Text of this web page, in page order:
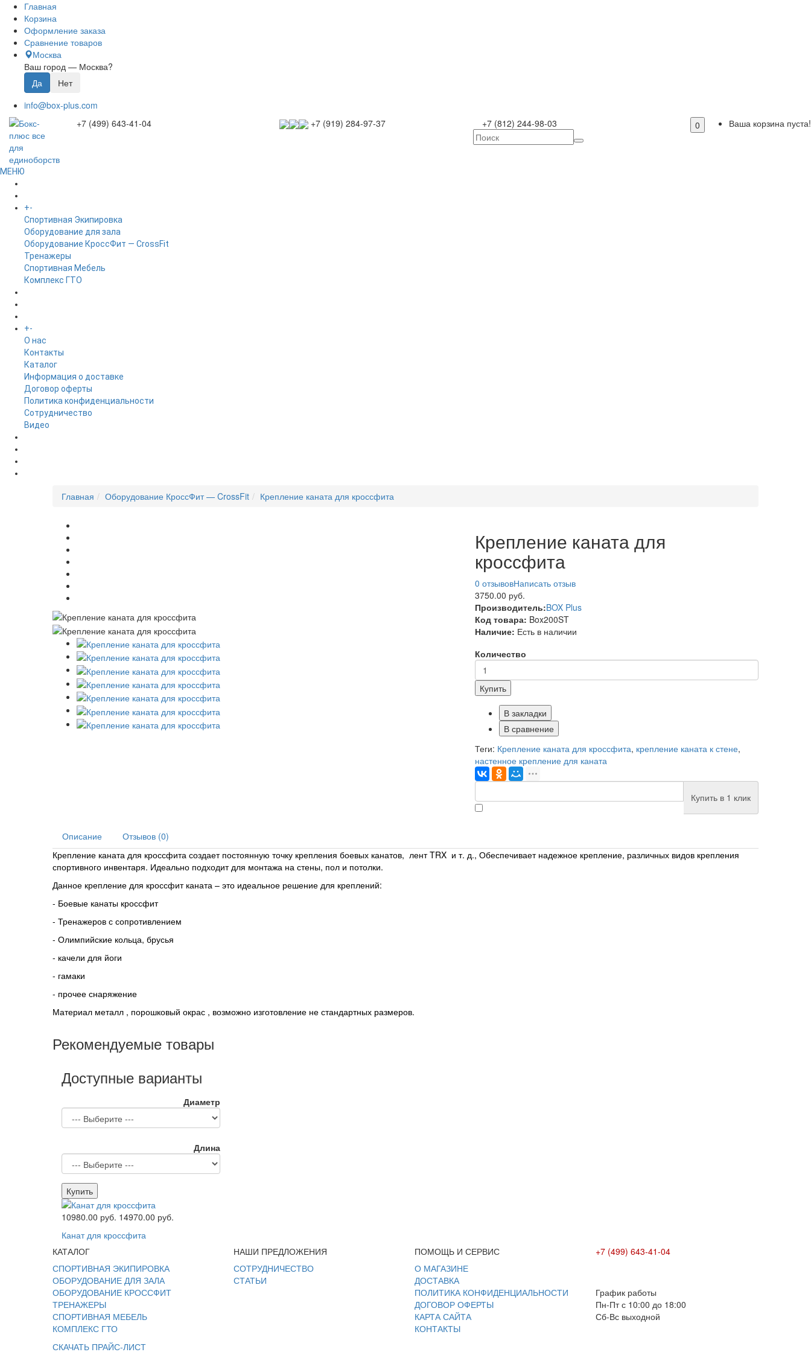
Главная
Корзина
Оформление заказа
Сравнение товаров
Москва
Ваш город — Москва?
info@box-plus.com
+7 (499) 643-41-04
+7 (919) 284-97-37 +7 (812) 244-98-03 0 Ваша корзина пуста!
МЕНЮ
+-
Спортивная Экипировка
Оборудование для зала
Оборудование КроссФит — CrossFit
Тренажеры
Спортивная Мебель
Комплекс ГТО
+-
O нас
Контакты
Каталог
Информация о доставке
Договор оферты
Политика конфиденциальности
Сотрудничество
Видео
Главная Оборудование КроссФит — CrossFit Крепление каната для кроссфита
Крепление каната для
кроссфита
0 отзывовНаписать отзыв
3750.00 руб.
Производитель:BOX Plus
Код товара: Box200ST
Наличие: Есть в наличии
Количество
Купить
В закладки
В сравнение
Теги: Крепление каната для кроссфита, крепление каната к стене,
настенное крепление для каната
Купить в 1 клик
Описание
Отзывов (0)
Крепление каната для кроссфита создает постоянную точку крепления боевых канатов, лент TRX и т. д., Обеспечивает надежное крепление, различных видов крепления
спортивного инвентаря. Идеально подходит для монтажа на стены, пол и потолки.
Данное крепление для кроссфит каната – это идеальное решение для креплений:
- Боевые канаты кроссфит
- Тренажеров с сопротивлением
- Олимпийские кольца, брусья
- качели для йоги
- гамаки
- прочее снаряжение
Материал металл , порошковый окрас , возможно изготовление не стандартных размеров.
Рекомендуемые товары
Доступные варианты
Диаметр
Длина
Купить
10980.00 руб. 14970.00 руб.
Канат для кроссфита
КАТАЛОГ
СПОРТИВНАЯ ЭКИПИРОВКА
ОБОРУДОВАНИЕ ДЛЯ ЗАЛА
ОБОРУДОВАНИЕ КРОССФИТ
ТРЕНАЖЕРЫ
СПОРТИВНАЯ МЕБЕЛЬ
КОМПЛЕКС ГТО
СКАЧАТЬ ПРАЙС-ЛИСТ
НАШИ ПРЕДЛОЖЕНИЯ
СОТРУДНИЧЕСТВО
СТАТЬИ
ПОМОЩЬ И СЕРВИС
О МАГАЗИНЕ
ДОСТАВКА
ПОЛИТИКА КОНФИДЕНЦИАЛЬНОСТИ
ДОГОВОР ОФЕРТЫ
КАРТА САЙТА
КОНТАКТЫ
+7 (499) 643-41-04
График работы
Пн-Пт с 10:00 до 18:00
Сб-Вс выходной